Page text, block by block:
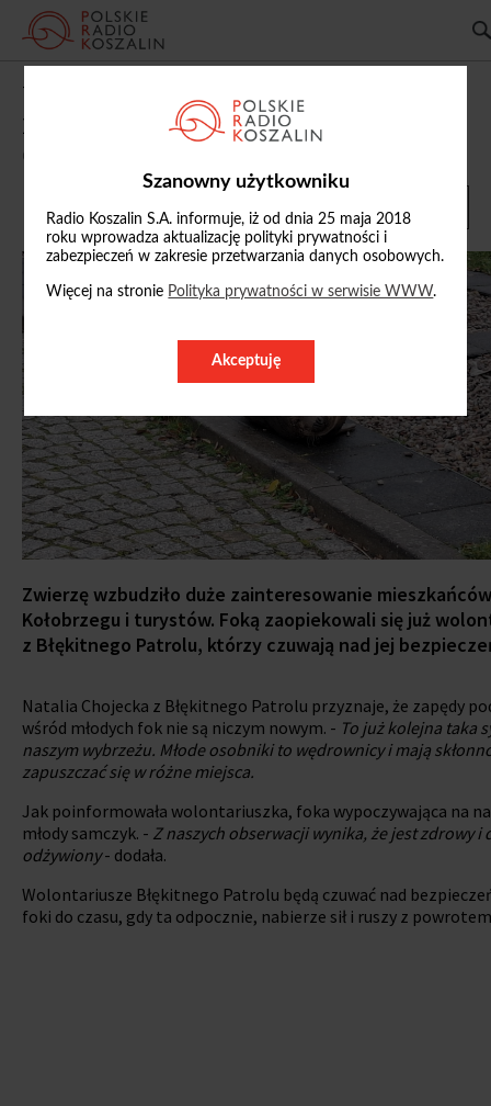
Szanowny użytkowniku
Radio Koszalin S.A. informuje, iż od dnia 25 maja 2018
roku wprowadza aktualizację polityki prywatności i
zabezpieczeń w zakresie przetwarzania danych osobowych.
Więcej na stronie Polityka prywatności w serwisie WWW.
Akceptuję
W kołobrzeskim porcie jachtowym
pojawiła się młoda foka
05/12/2025, 18:04
Zwierzę wzbudziło duże zainteresowanie mieszkańców
Kołobrzegu i turystów. Foką zaopiekowali się już
z Błękitnego Patrolu, którzy czuwają nad jej
Natalia Chojecka z Błękitnego Patrolu przyznaje, że zapędy
wśród młodych fok nie są niczym nowym. - To już kolejna taka
naszym wybrzeżu. Młode osobniki to wędrownicy i mają
zapuszczać się w różne miejsca.
Jak poinformowała wolontariuszka, foka wypoczywająca na
młody samczyk. - Z naszych obserwacji wynika, że jest zdrowy i
odżywiony- dodała.
Wolontariusze Błękitnego Patrolu będą czuwać nad
foki do czasu, gdy ta odpocznie, nabierze sił i ruszy z